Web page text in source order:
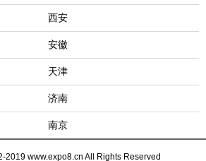
西安
安徽
天津
济南
南京
2019 www.expo8.cn All Rights Reserved